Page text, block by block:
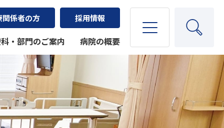
関係者の方 採用情報
・部門のご案内 病院の概要